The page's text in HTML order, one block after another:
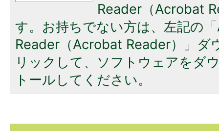
Reader（Acrobat
す。お持ちでない方は、左記の
Reader（Acrobat Reader）」ダ
リックして、ソフトウェアをダ
トールしてください。